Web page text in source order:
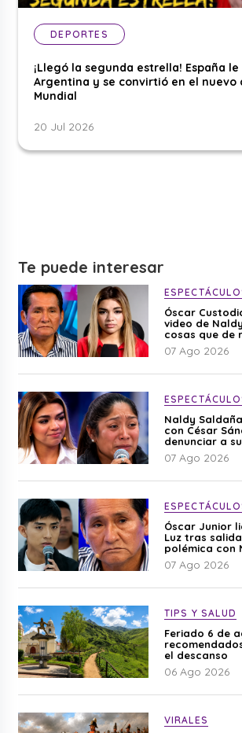
DEPORTES
¡Llegó la segunda estrella! España
Argentina y se convirtió en el nuevo
Mundial
20 Jul 2026
Te puede interesar
Óscar
video de
cosas que de
editado”
07 Ago 2026
Naldy
con César
denunciar a
difamación”
07 Ago 2026
Óscar Junior
Luz tras
polémica con
07 Ago 2026
TIPS Y SALUD
Feriado 6 de
el descanso
06 Ago 2026
VIRALES